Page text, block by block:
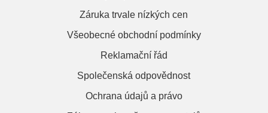
Záruka trvale nízkých cen
Všeobecné obchodní podmínky
Reklamační řád
Společenská odpovědnost
Ochrana údajů a právo